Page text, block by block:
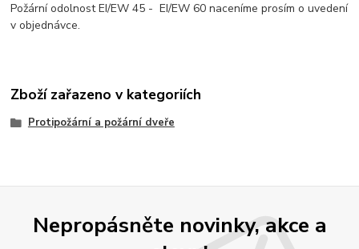
Požární odolnost EI/EW 45 - EI/EW 60 naceníme prosím o uvedení
v objednávce.
Zboží zařazeno v kategoriích
Protipožární a požární dveře
Nepropásněte novinky, akce a